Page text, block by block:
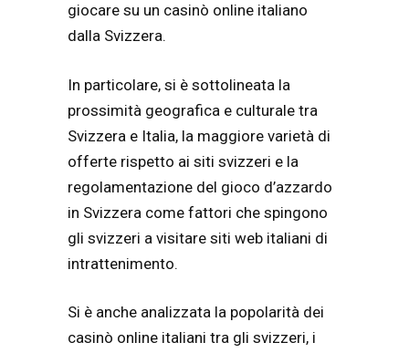
giocare su un casinò online italiano
dalla Svizzera.
In particolare, si è sottolineata la
prossimità geografica e culturale tra
Svizzera e Italia, la maggiore varietà di
offerte rispetto ai siti svizzeri e la
regolamentazione del gioco d’azzardo
in Svizzera come fattori che spingono
gli svizzeri a visitare siti web italiani di
intrattenimento.
Si è anche analizzata la popolarità dei
casinò online italiani tra gli svizzeri, i